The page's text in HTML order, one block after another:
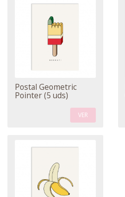
Postal Geometric
Pointer (5 uds)
VER